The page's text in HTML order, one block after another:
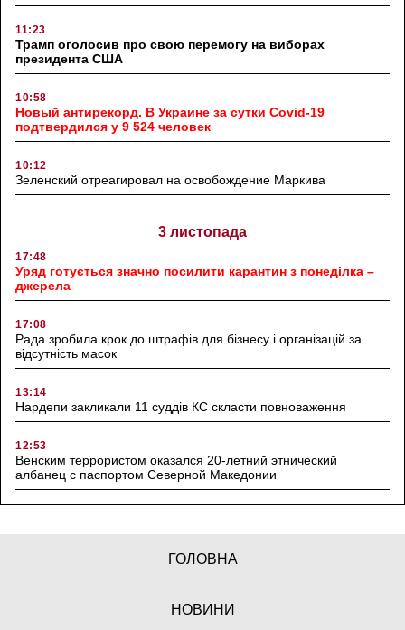
11:23
Трамп оголосив про свою перемогу на виборах
президента США
10:58
Новый антирекорд. В Украине за сутки Covid-19
подтвердился у 9 524 человек
10:12
Зеленский отреагировал на освобождение Маркива
3 листопада
17:48
Уряд готується значно посилити карантин з понеділка –
джерела
17:08
Рада зробила крок до штрафів для бізнесу і організацій за
відсутність масок
13:14
Нардепи закликали 11 суддів КС скласти повноваження
12:53
Венским террористом оказался 20-летний этнический
албанец с паспортом Северной Македонии
ГОЛОВНА
НОВИНИ